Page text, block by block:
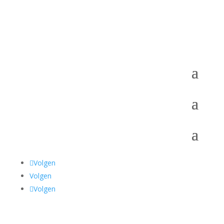
Volgen
Volgen
Volgen